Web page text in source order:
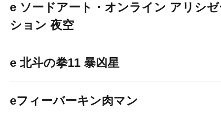
e ソードアート・オンライン アリシ
ション 夜空
e 北斗の拳11 暴凶星
eフィーバーキン肉マン